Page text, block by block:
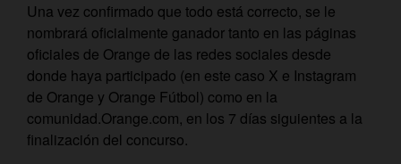
Una vez confirmado que todo está correcto, se le
nombrará oficialmente ganador tanto en las páginas
oficiales de Orange de las redes sociales desde
donde haya participado (en este caso X e Instagram
de Orange y Orange Fútbol) como en la
comunidad.Orange.com, en los 7 días siguientes a la
finalización del concurso.